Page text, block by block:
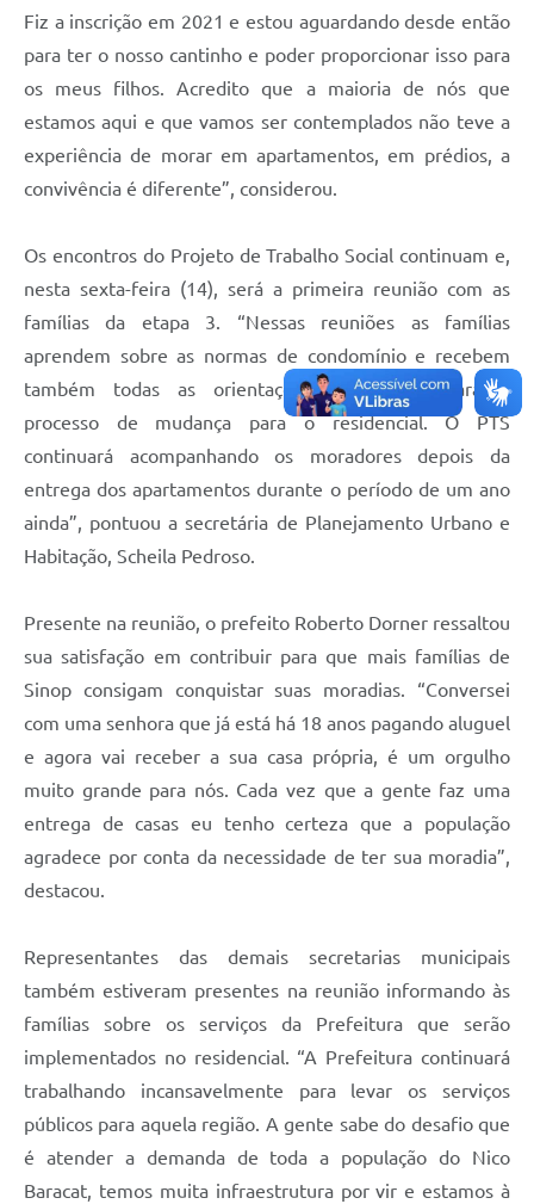
Fiz a inscrição em 2021 e estou aguardando desde então
para ter o nosso cantinho e poder proporcionar isso para
os meus filhos. Acredito que a maioria de nós que
estamos aqui e que vamos ser contemplados não teve a
experiência de morar em apartamentos, em prédios, a
convivência é diferente”, considerou.
Os encontros do Projeto de Trabalho Social continuam e,
nesta sexta-feira (14), será a primeira reunião com as
famílias da etapa 3. “Nessas reuniões as famílias
aprendem sobre as normas de condomínio e recebem
também todas as orientações necessárias para o
processo de mudança para o residencial. O PTS
continuará acompanhando os moradores depois da
entrega dos apartamentos durante o período de um ano
ainda”, pontuou a secretária de Planejamento Urbano e
Habitação, Scheila Pedroso.
Presente na reunião, o prefeito Roberto Dorner ressaltou
sua satisfação em contribuir para que mais famílias de
Sinop consigam conquistar suas moradias. “Conversei
com uma senhora que já está há 18 anos pagando aluguel
e agora vai receber a sua casa própria, é um orgulho
muito grande para nós. Cada vez que a gente faz uma
entrega de casas eu tenho certeza que a população
agradece por conta da necessidade de ter sua moradia”,
destacou.
Representantes das demais secretarias municipais
também estiveram presentes na reunião informando às
famílias sobre os serviços da Prefeitura que serão
implementados no residencial. “A Prefeitura continuará
trabalhando incansavelmente para levar os serviços
públicos para aquela região. A gente sabe do desafio que
é atender a demanda de toda a população do Nico
Baracat, temos muita infraestrutura por vir e estamos à